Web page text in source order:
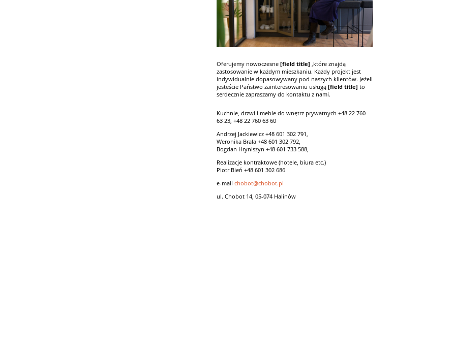
Oferujemy nowoczesne [field title] ,które znajdą
zastosowanie w każdym mieszkaniu. Każdy projekt jest
indywidualnie dopasowywany pod naszych klientów. Jeżeli
jesteście Państwo zainteresowaniu usługą [field title] to
serdecznie zapraszamy do kontaktu z nami.
Kuchnie, drzwi i meble do wnętrz prywatnych +48 22 760
63 23, +48 22 760 63 60
Andrzej Jackiewicz +48 601 302 791,
Weronika Brala +48 601 302 792,
Bogdan Hryniszyn +48 601 733 588,
Realizacje kontraktowe (hotele, biura etc.)
Piotr Bień +48 601 302 686
e-mail chobot@chobot.pl
ul. Chobot 14, 05-074 Halinów